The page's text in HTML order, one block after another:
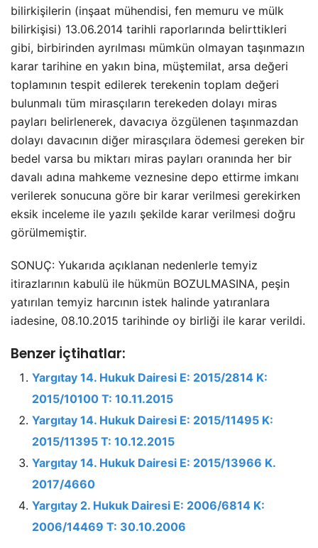
bilirkişilerin (inşaat mühendisi, fen memuru ve mülk
bilirkişisi) 13.06.2014 tarihli raporlarında belirttikleri
gibi, birbirinden ayrılması mümkün olmayan taşınmazın
karar tarihine en yakın bina, müştemilat, arsa değeri
toplamının tespit edilerek terekenin toplam değeri
bulunmalı tüm mirasçıların terekeden dolayı miras
payları belirlenerek, davacıya özgülenen taşınmazdan
dolayı davacının diğer mirasçılara ödemesi gereken bir
bedel varsa bu miktarı miras payları oranında her bir
davalı adına mahkeme veznesine depo ettirme imkanı
verilerek sonucuna göre bir karar verilmesi gerekirken
eksik inceleme ile yazılı şekilde karar verilmesi doğru
görülmemiştir.
SONUÇ: Yukarıda açıklanan nedenlerle temyiz
itirazlarının kabulü ile hükmün BOZULMASINA, peşin
yatırılan temyiz harcının istek halinde yatıranlara
iadesine, 08.10.2015 tarihinde oy birliği ile karar verildi.
Benzer İçtihatlar:
Yargıtay 14. Hukuk Dairesi E: 2015/2814 K:
2015/10100 T: 10.11.2015
Yargıtay 14. Hukuk Dairesi E: 2015/11495 K:
2015/11395 T: 10.12.2015
Yargıtay 14. Hukuk Dairesi E: 2015/13966 K.
2017/4660
Yargıtay 2. Hukuk Dairesi E: 2006/6814 K:
2006/14469 T: 30.10.2006